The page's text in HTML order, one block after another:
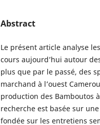
Abstract
Le présent article analyse
cours aujourd’hui autour
plus que par le passé, des
marchand à l’ouest
production des Bamboutos
recherche est basée sur
fondée sur les entretiens